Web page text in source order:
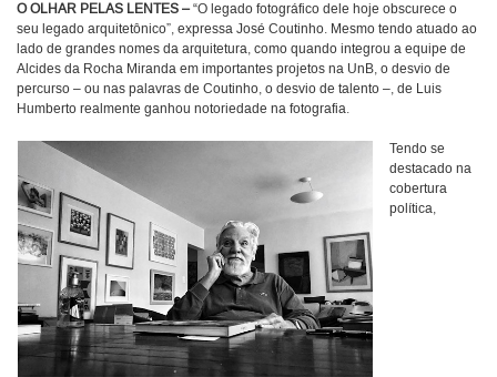
O OLHAR PELAS LENTES –“O legado fotográfico dele hoje obscurece o
seu legado arquitetônico”, expressa José Coutinho. Mesmo tendo atuado ao
lado de grandes nomes da arquitetura, como quando integrou a equipe de
Alcides da Rocha Miranda em importantes projetos na UnB, o desvio de
percurso – ou nas palavras de Coutinho, o desvio de talento –, de Luis
Humberto realmente ganhou notoriedade na fotografia.
Tendo se
destacado na
cobertura
política,